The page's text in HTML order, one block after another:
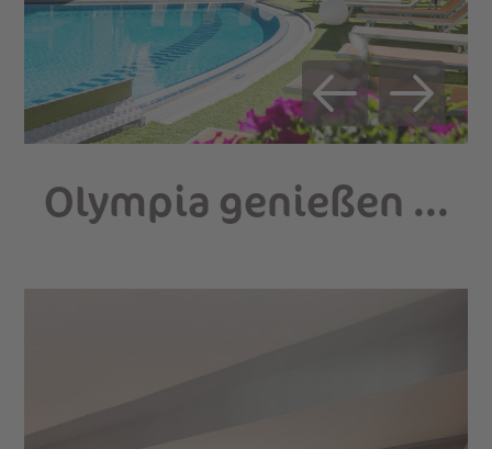
Olympia genießen ...